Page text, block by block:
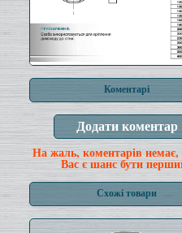
Коментарі
На жаль, коментарів немає,
Вас є шанс бути
Схожі товари